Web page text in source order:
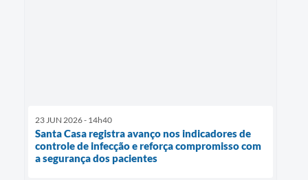
23 JUN 2026 - 14h40
Santa Casa registra avanço nos indicadores de
controle de infecção e reforça compromisso com
a segurança dos pacientes